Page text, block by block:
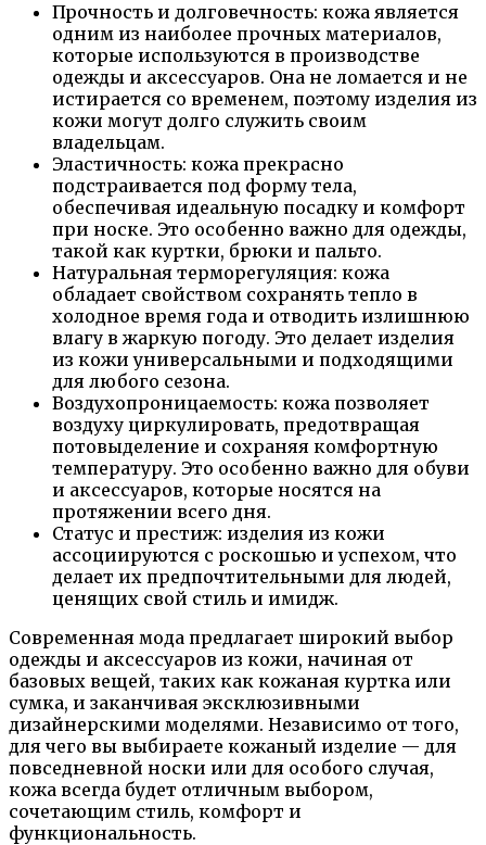
Прочность и долговечность: кожа является
одним из наиболее прочных материалов,
которые используются в производстве
одежды и аксессуаров. Она не ломается и не
истирается со временем, поэтому изделия из
кожи могут долго служить своим
владельцам.
Эластичность: кожа прекрасно
подстраивается под форму тела,
обеспечивая идеальную посадку и комфорт
при носке. Это особенно важно для одежды,
такой как куртки, брюки и пальто.
Натуральная терморегуляция: кожа
обладает свойством сохранять тепло в
холодное время года и отводить излишнюю
влагу в жаркую погоду. Это делает изделия
из кожи универсальными и подходящими
для любого сезона.
Воздухопроницаемость: кожа позволяет
воздуху циркулировать, предотвращая
потовыделение и сохраняя комфортную
температуру. Это особенно важно для обуви
и аксессуаров, которые носятся на
протяжении всего дня.
Статус и престиж: изделия из кожи
ассоциируются с роскошью и успехом, что
делает их предпочтительными для людей,
ценящих свой стиль и имидж.
Современная мода предлагает широкий выбор
одежды и аксессуаров из кожи, начиная от
базовых вещей, таких как кожаная куртка или
сумка, и заканчивая эксклюзивными
дизайнерскими моделями. Независимо от того,
для чего вы выбираете кожаный изделие — для
повседневной носки или для особого случая,
кожа всегда будет отличным выбором,
сочетающим стиль, комфорт и
функциональность.